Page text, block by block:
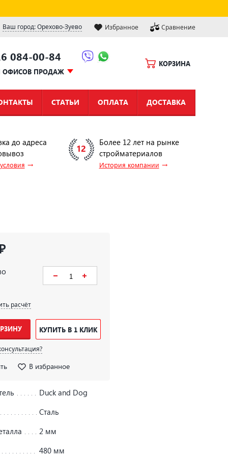
Ваш город: Орехово-Зуево Избранное Сравнение
084-00-84
ОФИСОВ ПРОДАЖ
КОРЗИНА
СТАТЬИ ОПЛАТА ДОСТАВКА
до адреса
→
Более 12 лет на рынке
стройматериалов
История компании →
расчёт
КУПИТЬ В 1 КЛИК
В избранное
Duck and Dog
Сталь
2 мм
480 мм